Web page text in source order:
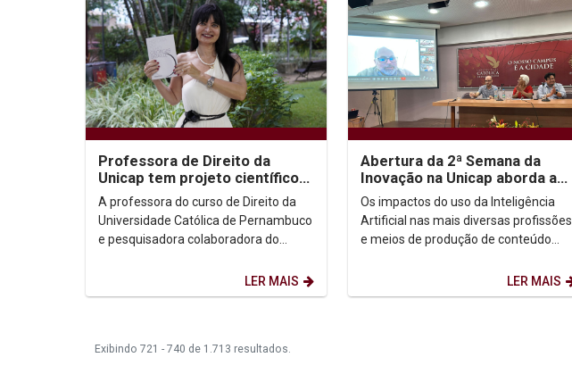
Professora de Direito da
Unicap tem projeto científico
aprovado pelo Collège
International de...
A professora do curso de Direito da
Universidade Católica de Pernambuco
e pesquisadora colaboradora do
LER MAIS
Abertura da 2ª Semana da
Inovação na Unicap aborda a
criatividade humana e a
inteligência...
Os impactos do uso da Inteligência
Artificial nas mais diversas profissões
e meios de produção de conteúdo
LER MAIS
Exibindo 721 - 740 de 1.713 resultados.